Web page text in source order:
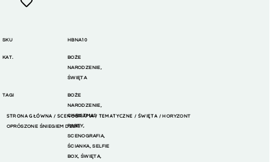
SKU HBNA10
KAT.
BOŻE
NARODZENIE,
ŚWIĘTA
TAGI
BOŻE
NARODZENIE,
CHRISTMAS
PARTY,
SCENOGRAFIA,
ŚCIANKA,SELFIE
BOX, ŚWIĘTA,
STRONA GŁÓWNA /SCENOGRAFIA/ TEMATYCZNE / ŚWIĘTA / HORYZONT
OPRÓSZONE ŚNIEGIEM DESKI